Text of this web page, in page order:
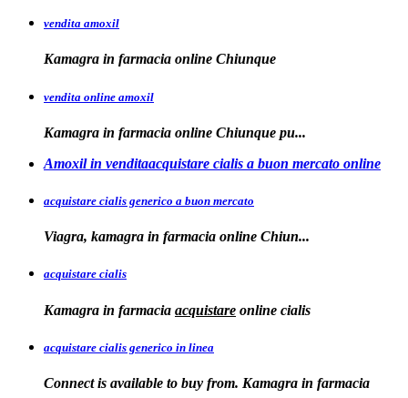
vendita amoxil
Kamagra in farmacia online Chiunque
vendita online amoxil
Kamagra in farmacia online Chiunque pu...
Amoxil in venditaacquistare cialis a buon mercato online
acquistare cialis generico a buon mercato
Viagra, kamagra in farmacia online Chiun...
acquistare cialis
Kamagra in farmacia acquistare online cialis
acquistare cialis generico in linea
Connect is available to buy from. Kamagra in farmacia